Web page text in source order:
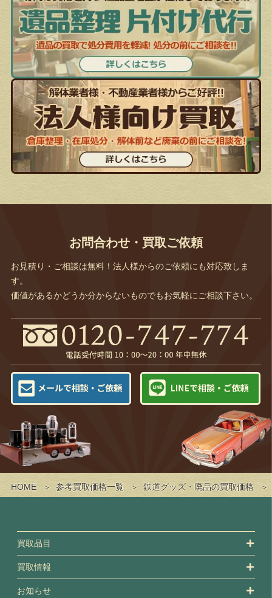
HOME 参考買取価格一覧 鉄道グッズ・廃品の買取価格
お問合わせ・買取ご依頼
お見積り・ご相談は無料！法人様からのご依頼にも対応致しま
す。
価値があるかどうか分からないものでもお気軽にご相談下さい。
買取品目
買取情報
お知らせ